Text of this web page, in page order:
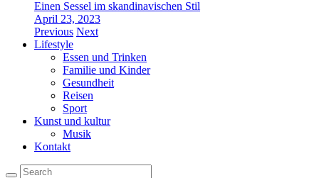
Einen Sessel im skandinavischen Stil
April 23, 2023
Previous Next
Lifestyle
Essen und Trinken
Familie und Kinder
Gesundheit
Reisen
Sport
Kunst und kultur
Musik
Kontakt